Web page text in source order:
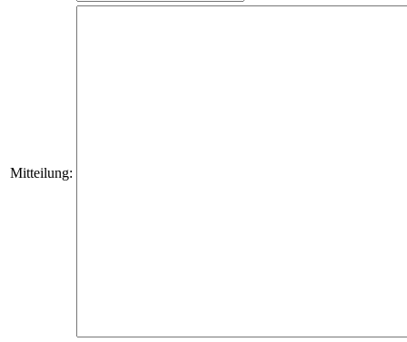
Mitteilung: